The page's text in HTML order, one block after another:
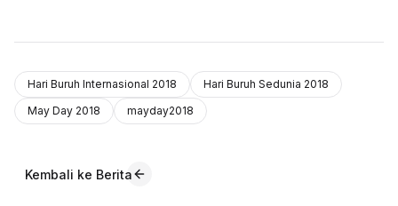
Hari Buruh Internasional 2018
Hari Buruh Sedunia 2018
May Day 2018
mayday2018
Kembali ke Berita